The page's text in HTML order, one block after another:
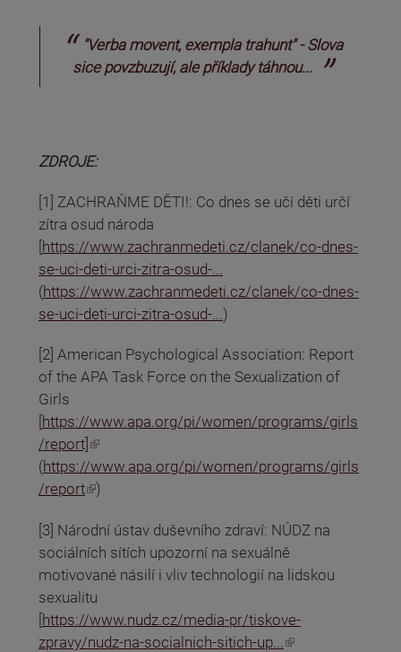
"Verba movent, exempla trahunt" - Slova
sice povzbuzují, alepříklady táhnou...
ZDROJE:
[1] ZACHRAŇME DĚTI!: Co dnes se učí děti určí
zítra osud národa
https://www.zachranmedeti.cz/clanek/co-dnes-
se-uci-deti-urci-zitra-osud-...
(https://www.zachranmedeti.cz/clanek/co-dnes-
se-uci-deti-urci-zitra-osud-...)
[2] American Psychological Association: Report
of the APA Task Force on the Sexualization of
Girls
https://www.apa.org/pi/women/programs/girls
/report]
(odkaz je externí)
(https://www.apa.org/pi/women/programs/girls
/report
(odkaz je externí)
)
[3] Národní ústav duševního zdraví: NÚDZ na
sociálních sítích upozorní na sexuálně
motivované násilí i vliv technologií na lidskou
sexualitu
[https://www.nudz.cz/media-pr/tiskove-
zpravy/nudz-na-socialnich-sitich-up...
(odkaz je externí)